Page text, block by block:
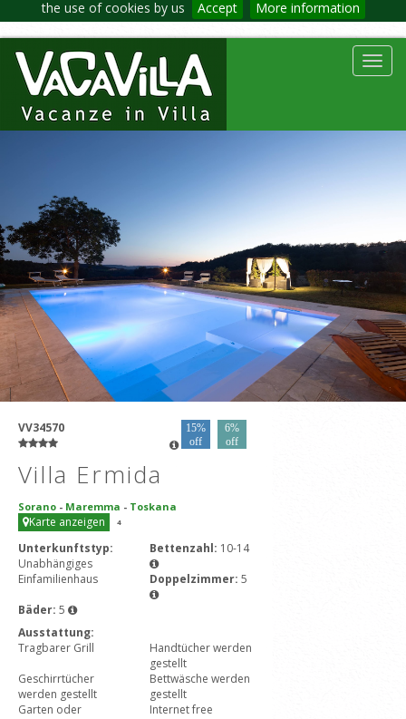
the use of cookies by us Accept More information
VV34570
15%
off
6%
off
Villa Ermida
Sorano - Maremma - Toskana
Karte anzeigen 4
Unterkunftstyp:
Unabhängiges
Einfamilienhaus
Bettenzahl: 10-14
Doppelzimmer: 5
Bäder: 5
Ausstattung:
Tragbarer Grill
Handtücher werden
gestellt
Geschirrtücher
werden gestellt
Bettwäsche werden
gestellt
Garten oder
Internet free